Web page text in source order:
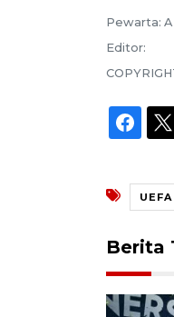
Pewarta:
Editor:
Berita